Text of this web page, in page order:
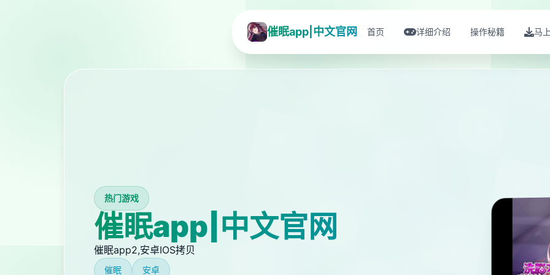
催眠app|中文官网 首页 详细介绍 操作秘籍 马
热门游戏
催眠app|中文官网
催眠app2,安卓IOS拷贝
催眠 安卓